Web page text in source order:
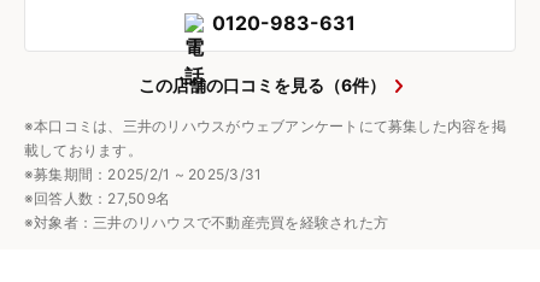
0120-983-631
この店舗の口コミを見る（6件）
※本口コミは、三井のリハウスがウェブアンケートにて募集した内容を掲
載しております。
※募集期間：2025/2/1 ~ 2025/3/31
※回答人数：27,509名
※対象者：三井のリハウスで不動産売買を経験された方